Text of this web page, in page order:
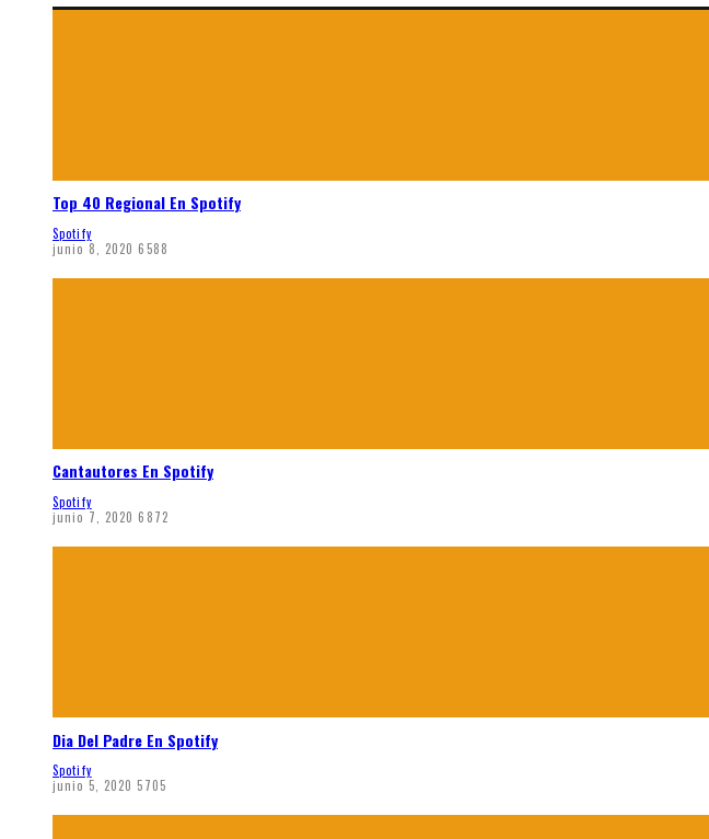
Top 40 Regional En Spotify
Spotify
junio 8, 2020 6588
Cantautores En Spotify
Spotify
junio 7, 2020 6872
Dia Del Padre En Spotify
Spotify
junio 5, 2020 5705